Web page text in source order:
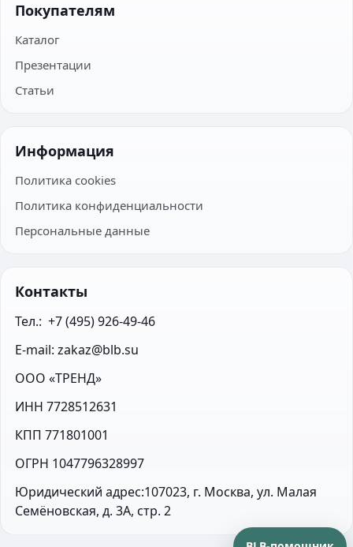
Покупателям
Каталог
Презентации
Статьи
Информация
Политика cookies
Политика конфиденциальности
Персональные данные
Контакты
Тел.:  +7 (495) 926-49-46
E-mail: zakaz@blb.su
ООО «ТРЕНД»
ИНН 7728512631
КПП 771801001
ОГРН 1047796328997
Юридический адрес:107023, г. Москва, ул. Малая
Семёновская, д. 3А, стр. 2